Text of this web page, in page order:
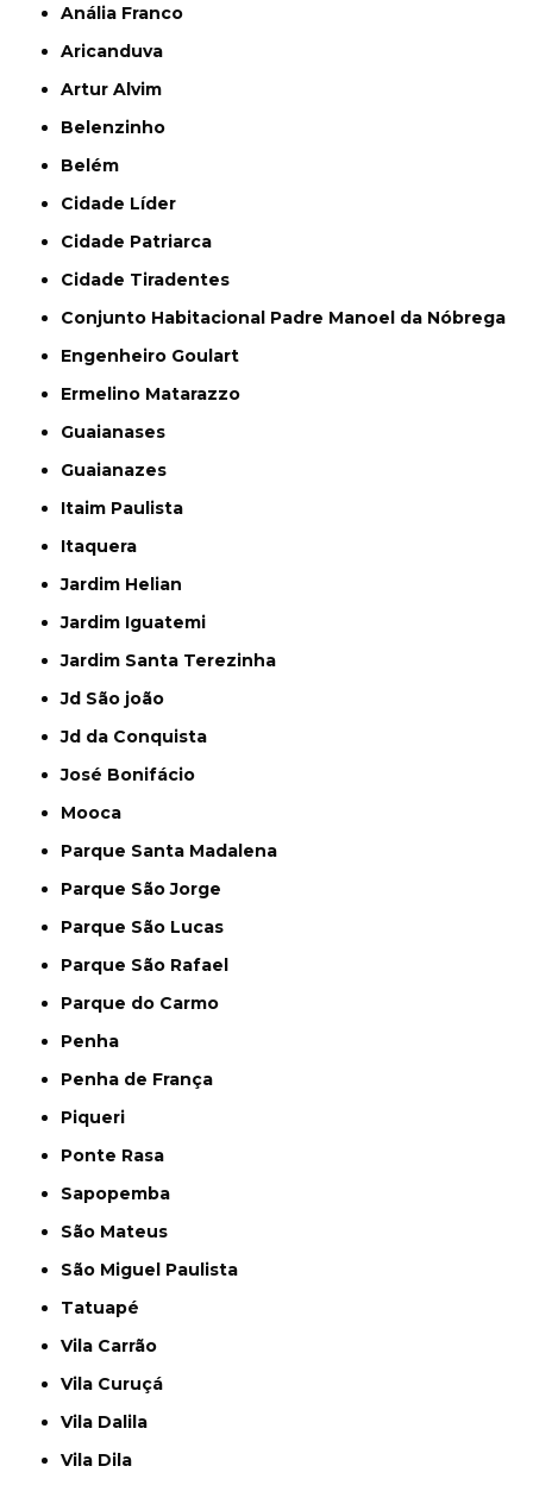
Anália Franco
Aricanduva
Artur Alvim
Belenzinho
Belém
Cidade Líder
Cidade Patriarca
Cidade Tiradentes
Conjunto Habitacional Padre Manoel da Nóbrega
Engenheiro Goulart
Ermelino Matarazzo
Guaianases
Guaianazes
Itaim Paulista
Itaquera
Jardim Helian
Jardim Iguatemi
Jardim Santa Terezinha
Jd São joão
Jd da Conquista
José Bonifácio
Mooca
Parque Santa Madalena
Parque São Jorge
Parque São Lucas
Parque São Rafael
Parque do Carmo
Penha
Penha de França
Piqueri
Ponte Rasa
Sapopemba
São Mateus
São Miguel Paulista
Tatuapé
Vila Carrão
Vila Curuçá
Vila Dalila
Vila Dila